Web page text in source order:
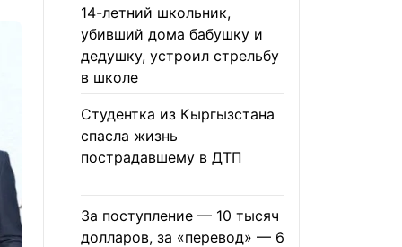
14-летний школьник,
убивший дома бабушку и
дедушку, устроил стрельбу
в школе
Студентка из Кыргызстана
спасла жизнь
пострадавшему в ДТП
За поступление — 10 тысяч
долларов, за «перевод» — 6